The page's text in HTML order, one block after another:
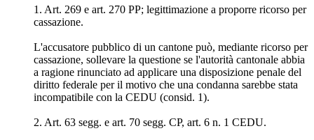
1. Art. 269 e art. 270 PP; legittimazione a proporre ricorso per
cassazione.
L'accusatore pubblico di un cantone può, mediante ricorso per
cassazione, sollevare la questione se l'autorità cantonale abbia
a ragione rinunciato ad applicare una disposizione penale del
diritto federale per il motivo che una condanna sarebbe stata
incompatibile con la CEDU (consid. 1).
2. Art. 63 segg. e art. 70 segg. CP, art. 6 n. 1 CEDU.